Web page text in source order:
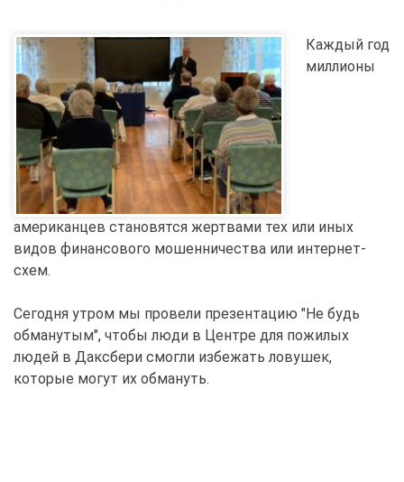
Каждый год
миллионы
американцев становятся жертвами тех или иных
видов финансового мошенничества или интернет-
схем.
Сегодня утром мы провели презентацию "Не будь
обманутым", чтобы люди в Центре для пожилых
людей в Даксбери смогли избежать ловушек,
которые могут их обмануть.